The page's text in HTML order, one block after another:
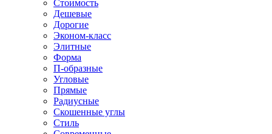
Стоимость
Дешевые
Дорогие
Эконом-класс
Элитные
Форма
П-образные
Угловые
Прямые
Радиусные
Скошенные углы
Стиль